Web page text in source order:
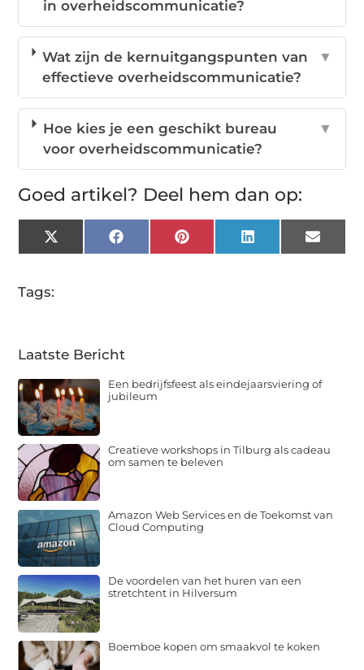
in overheidscommunicatie?
Wat zijn de kernuitgangspunten van
effectieve overheidscommunicatie?
▼
Hoe kies je een geschikt bureau
voor overheidscommunicatie?
▼
Goed artikel? Deel hem dan op:
X
(Twitter)
FacebookPinterestLinkedInEmail
Tags:
Laatste Bericht
Een bedrijfsfeest als eindejaarsviering of
jubileum
Creatieve workshops in Tilburg als cadeau
om samen te beleven
Amazon Web Services en de Toekomst van
Cloud Computing
De voordelen van het huren van een
stretchtent in Hilversum
Boemboe kopen om smaakvol te koken